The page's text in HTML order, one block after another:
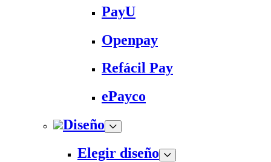
PayU
Openpay
Refácil Pay
ePayco
Diseño
Elegir diseño